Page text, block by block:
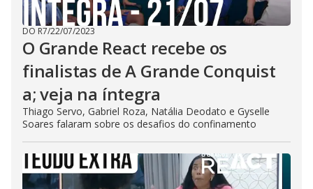
DO R7/22/07/2023
O Grande React recebe os
finalistas de A Grande Conquist
a; veja na íntegra
Thiago Servo, Gabriel Roza, Natália Deodato e Gyselle
Soares falaram sobre os desafios do confinamento